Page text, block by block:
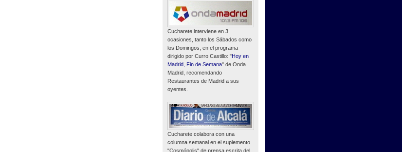
Cucharete interviene en 3
ocasiones, tanto los Sábados como
los Domingos, en el programa
dirigido por Curro Castillo: "Hoy en
Madrid, Fin de Semana" de Onda
Madrid, recomendando
Restaurantes de Madrid a sus
oyentes.
Cucharete colabora con una
columna semanal en el suplemento
"Cosmópolis" de prensa escrita del